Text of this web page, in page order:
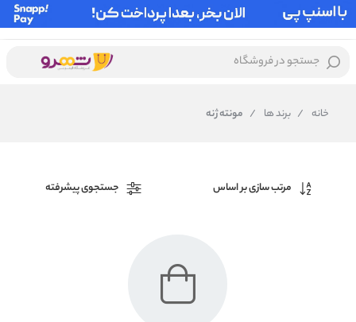
جستجو در فروشگاه
خانه / برند ها / مونته ژنه
مرتب سازی بر اساس جستجوی پیشرفته